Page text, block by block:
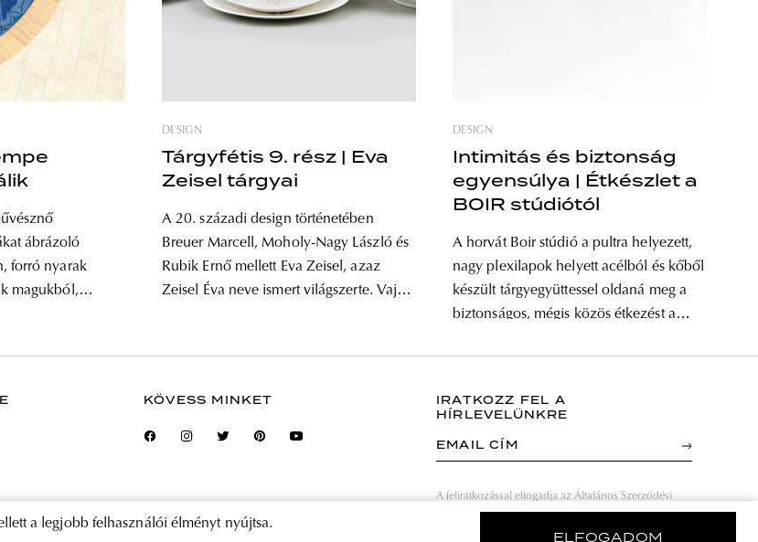
ábrázoló
forró nyarak
magukból,
Dél-
amit
DESIGN
Tárgyfétis 9. rész | Eva
Zeisel tárgyai
A 20. századi design történetében
Breuer Marcell, Moholy-Nagy László és
Rubik Ernő mellett Eva Zeisel, azaz
Zeisel Éva neve ismert világszerte. Vajon
monográfusa kalandos életrajzán
DESIGN
Intimitás és biztonság
egyensúlya | Étkészlet a
BOIR stúdiótól
A horvát Boir stúdió a pultra helyezett,
nagy plexilapok helyett acélból és kőből
készült tárgyegyüttessel oldaná meg a
biztonságos, mégis közös étkezést a
koncepciókkal kísérletezik – két
a legjobb felhasználói élményt nyújtsa.
ELFOGADOM
KÖVESS MINKET
IRATKOZZ FEL A
HÍRLEVELÜNKRE
EMAIL CÍM
A feliratkozással elfogadja az Általános Szerződési
Feltételeket és kijelenti, hogy elolvasta az Adatvédelmi